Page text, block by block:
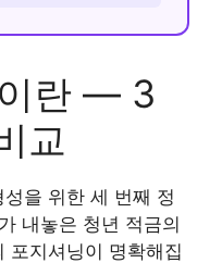
란 — 3
교
을 위한 세 번째 정
내놓은 청년 적금의
포지셔닝이 명확해집